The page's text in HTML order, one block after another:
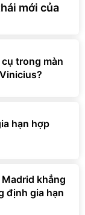
mới của
trong màn
hạn hợp
khẳng
định gia hạn